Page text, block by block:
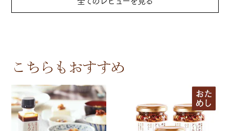
こちらもおすすめ